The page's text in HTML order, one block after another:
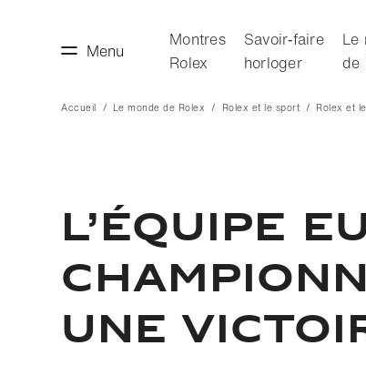
Menu
Montres
Rolex
Savoir‑faire
horloger
Le
de
Accueil Le monde de Rolex Rolex et le sport Rolex et
L’ÉQUIPE
UNE